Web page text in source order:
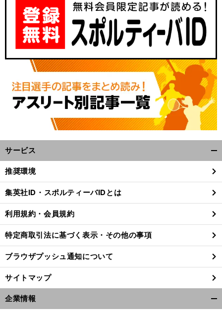
サービス
閉
る
推奨環境
集英社ID・スポルティーバIDとは
利用規約・会員規約
特定商取引法に基づく表示・その他の事項
ブラウザプッシュ通知について
サイトマップ
企業情報